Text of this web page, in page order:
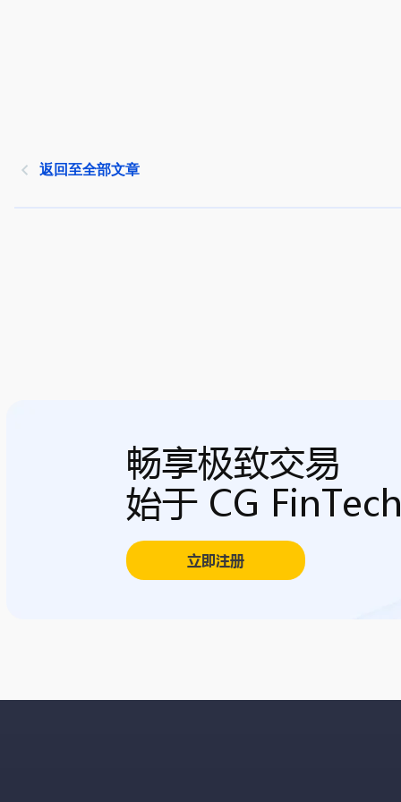
返回至全部文章
畅享极致交易
始于 CG
立即注册